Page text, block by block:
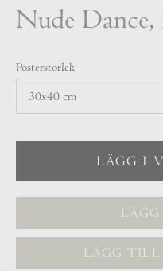
Nude Dance,
Posterstorlek
LÄGG TILL